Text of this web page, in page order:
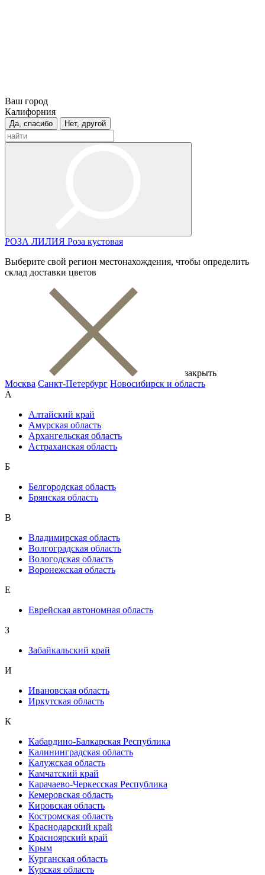
Ваш город
Калифорния
Да, спасибо Нет, другой
РОЗА ЛИЛИЯ Роза кустовая
Выберите свой регион местонахождения, чтобы определить
склад доставки цветов
закрыть
Москва Санкт-Петербург Новосибирск и область
А
Алтайский край
Амурская область
Архангельская область
Астраханская область
Б
Белгородская область
Брянская область
В
Владимирская область
Волгоградская область
Вологодская область
Воронежская область
Е
Еврейская автономная область
З
Забайкальский край
И
Ивановская область
Иркутская область
К
Кабардино-Балкарская Республика
Калининградская область
Калужская область
Камчатский край
Карачаево-Черкесская Республика
Кемеровская область
Кировская область
Костромская область
Краснодарский край
Красноярский край
Крым
Курганская область
Курская область